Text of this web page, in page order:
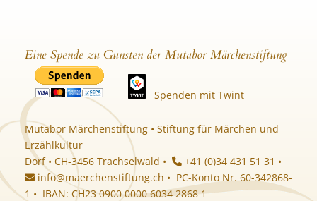
Eine Spende zu Gunsten der Mutabor Märchenstiftung
Spenden mit Twint
Mutabor Märchenstiftung • Stiftung für Märchen und
Erzählkultur
Dorf • CH-3456 Trachselwald •
+41 (0)34 431 51 31 •
info@maerchenstiftung.ch • PC-Konto Nr. 60-342868-
1 • IBAN: CH23 0900 0000 6034 2868 1